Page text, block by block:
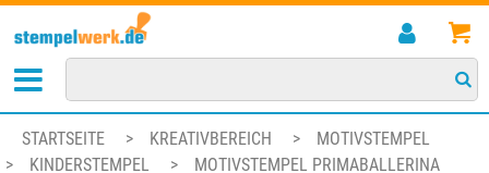
STARTSEITE > KREATIVBEREICH >
MOTIVSTEMPEL
>
KINDERSTEMPEL > MOTIVSTEMPEL PRIMABALLERINA